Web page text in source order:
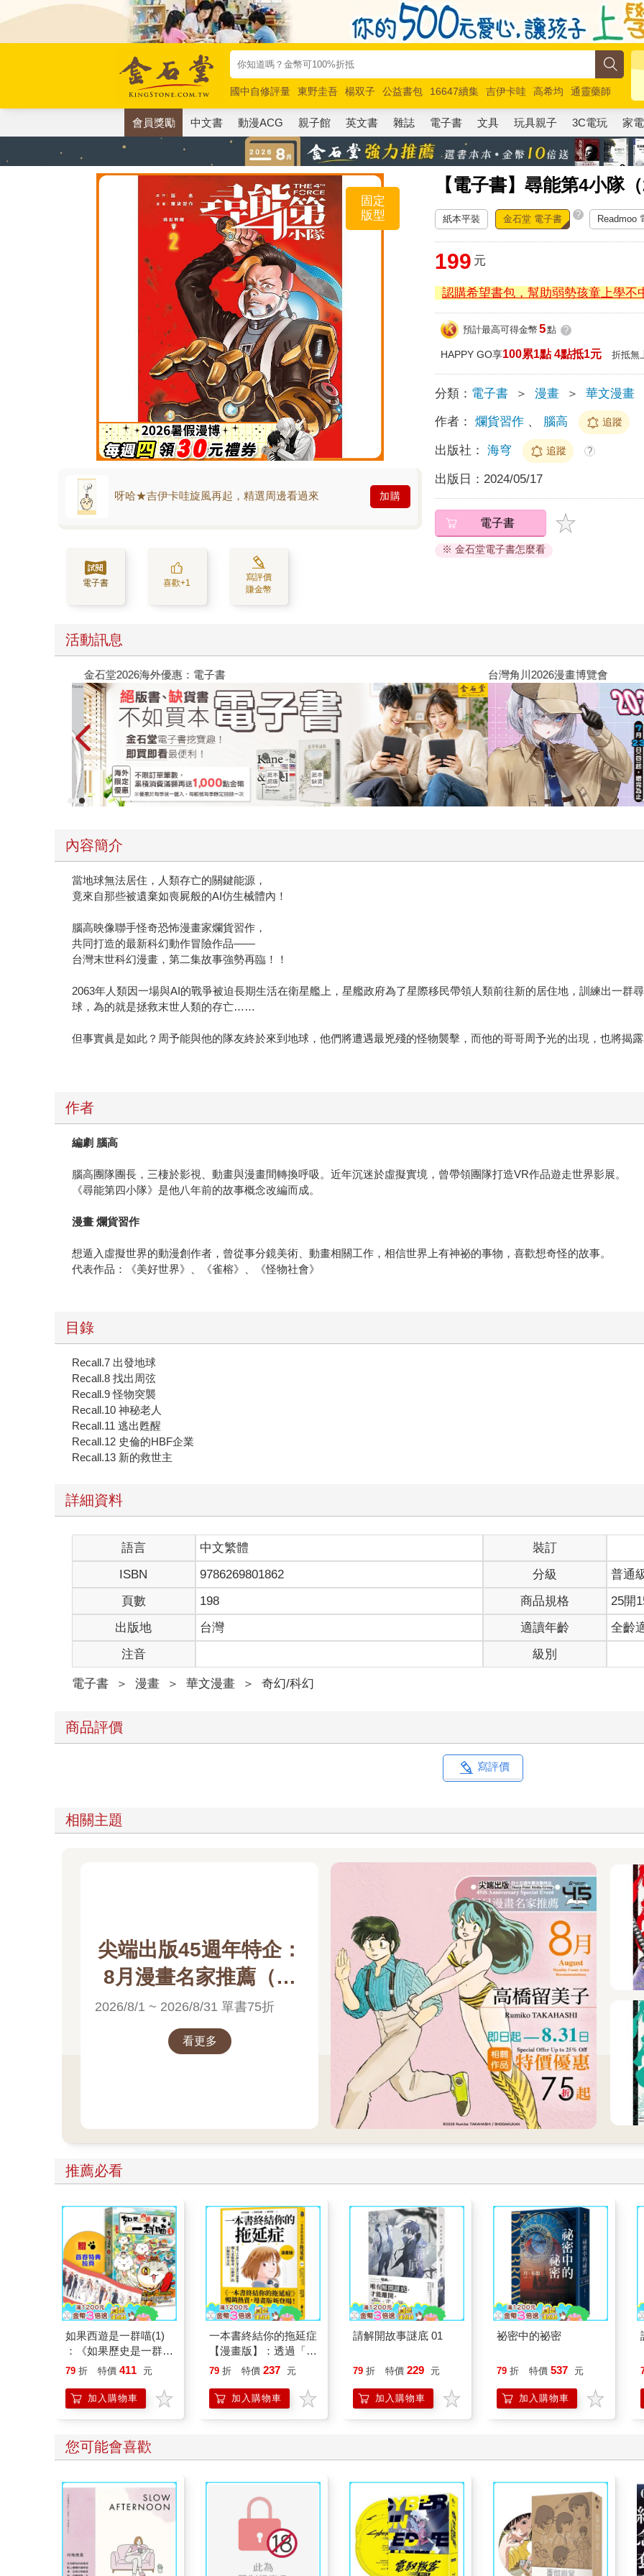
國中自修評量 東野圭吾 楊双子 公益書包 16647續集 吉伊卡哇 高希均
通靈藥師
唯紅花綻放
奧德賽 路邊攤新作 馬斯克 玩具總動員5 超慢跑
會員獎勵 中文書 動漫ACG 親子館 英文書 雜誌 電子書 文具 玩具親子 3C電玩 家電
【電子書】尋能第4小隊
固定
版型
呀哈★吉伊卡哇旋風再起，精選周邊看過來 加購
電子書 喜歡+1
寫評價
賺金幣
紙本平裝 金石堂 電子書 ? Readmoo
199 元
認購希望書包，幫助弱勢孩童上學不
預計最高可得金幣 5點 ?
HAPPY GO享100累1點 4點抵1元 折抵無
分類： 電子書 ＞ 漫畫 ＞ 華文漫畫
作者： 爛貨習作 、 腦高 追蹤
出版社： 海穹 追蹤 ?
出版日： 2024/05/17
電子書
※ 金石堂電子書怎麼看
活動訊息
金石堂2026海外優惠：電子書 台灣角川2026漫畫博覽會
內容簡介
當地球無法居住，人類存亡的關鍵能源，
竟來自那些被遺棄如喪屍般的AI仿生械體內！
腦高映像聯手怪奇恐怖漫畫家爛貨習作，
共同打造的最新科幻動作冒險作品——
台灣末世科幻漫畫，第二集故事強勢再臨！！
2063年人類因一場與AI的戰爭被迫長期生活在衛星艦上，星艦政府為了星際移民帶領人類前往新的居住地，訓練出一群
球，為的就是拯救末世人類的存亡……
但事實眞是如此？周予能與他的隊友終於來到地球，他們將遭遇最兇殘的怪物襲擊，而他的哥哥周予光的出現，也將揭
作者
編劇 腦高
腦高團隊團長，三棲於影視、動畫與漫畫間轉換呼吸。近年沉迷於虛擬實境，曾帶領團隊打造VR作品遊走世界影展。
《尋能第四小隊》是他八年前的故事概念改編而成。
漫畫 爛貨習作
想遁入虛擬世界的動漫創作者，曾從事分鏡美術、動畫相關工作，相信世界上有神祕的事物，喜歡想奇怪的故事。
代表作品：《美好世界》、《雀榕》、《怪物社會》
目錄
Recall.7 出發地球
Recall.8 找出周弦
Recall.9 怪物突襲
Recall.10 神秘老人
Recall.11 逃出甦醒
Recall.12 史倫的HBF企業
Recall.13 新的救世主
詳細資料
語言 中文繁體
裝訂
ISBN
9786269801862 分級
普通
頁數
198 商品規格
25開
出版地
台灣 適讀年齡
全齡
注音
級別
電子書 ＞ 漫畫 ＞ 華文漫畫 ＞ 奇幻/科幻
商品評價
寫評價
相關主題
尖端出版45週年特企：
8月漫畫名家推薦（高
橋留美子）電子書展
2026/8/1 ~ 2026/8/31 單書75折
看更多
推薦必看
如果西遊是一群喵(1)
：《如果歷史是一群
喵》作者最新力作，附
79 折 特價 411 元
加入購物車
一本書終結你的拖延症
【漫畫版】：透過「小
行動」打開大腦的行動
「行動派」的37個科
學方法
79 折 特價 237 元
加入購物車
請解開故事謎底 01
79 折 特價 229 元
加入購物車
祕密中的祕密
79 折 特價 537 元
加入購物車
您可能會喜歡